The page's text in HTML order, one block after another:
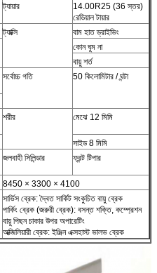
ট্যায়ার
14.00R25 (36 স্তর)
রেডিয়াল টায়ার
ট্যাক্সি
বাম হাত ড্রাইভিং
কোন ঘুম না
বায়ু শর্ত
সর্বোচ্চ গতি 50 কিলোমিটার / ঘন্টা
শরীর মেঝে 12 মিমি
সাইড 8 মিমি
জলবাহী সিলিন্ডার ফ্রন্ট টিপার
8450 × 3300 × 4100
সার্ভিস ব্রেক: দ্বৈত সার্কিট সংকুচিত বায়ু ব্রেক
পার্কিং ব্রেক (জরুরী ব্রেক): বসন্ত শক্তি, কম্প্রেশন
বায়ু পিছন চাকার উপর অপারেটিং
অক্জিলিয়ারী ব্রেক: ইঞ্জিন এক্সহাস্ট ভালভ ব্রেক